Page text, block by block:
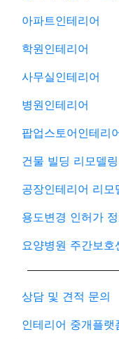
아파트인테리어
학원인테리어
사무실인테리어
병원인테리어
팝업스토어인테리
건물 빌딩 리모델
공장인테리어 리모
용도변경 인허가
요양병원 주간보
상담 및 견적 문의
인테리어 중개플